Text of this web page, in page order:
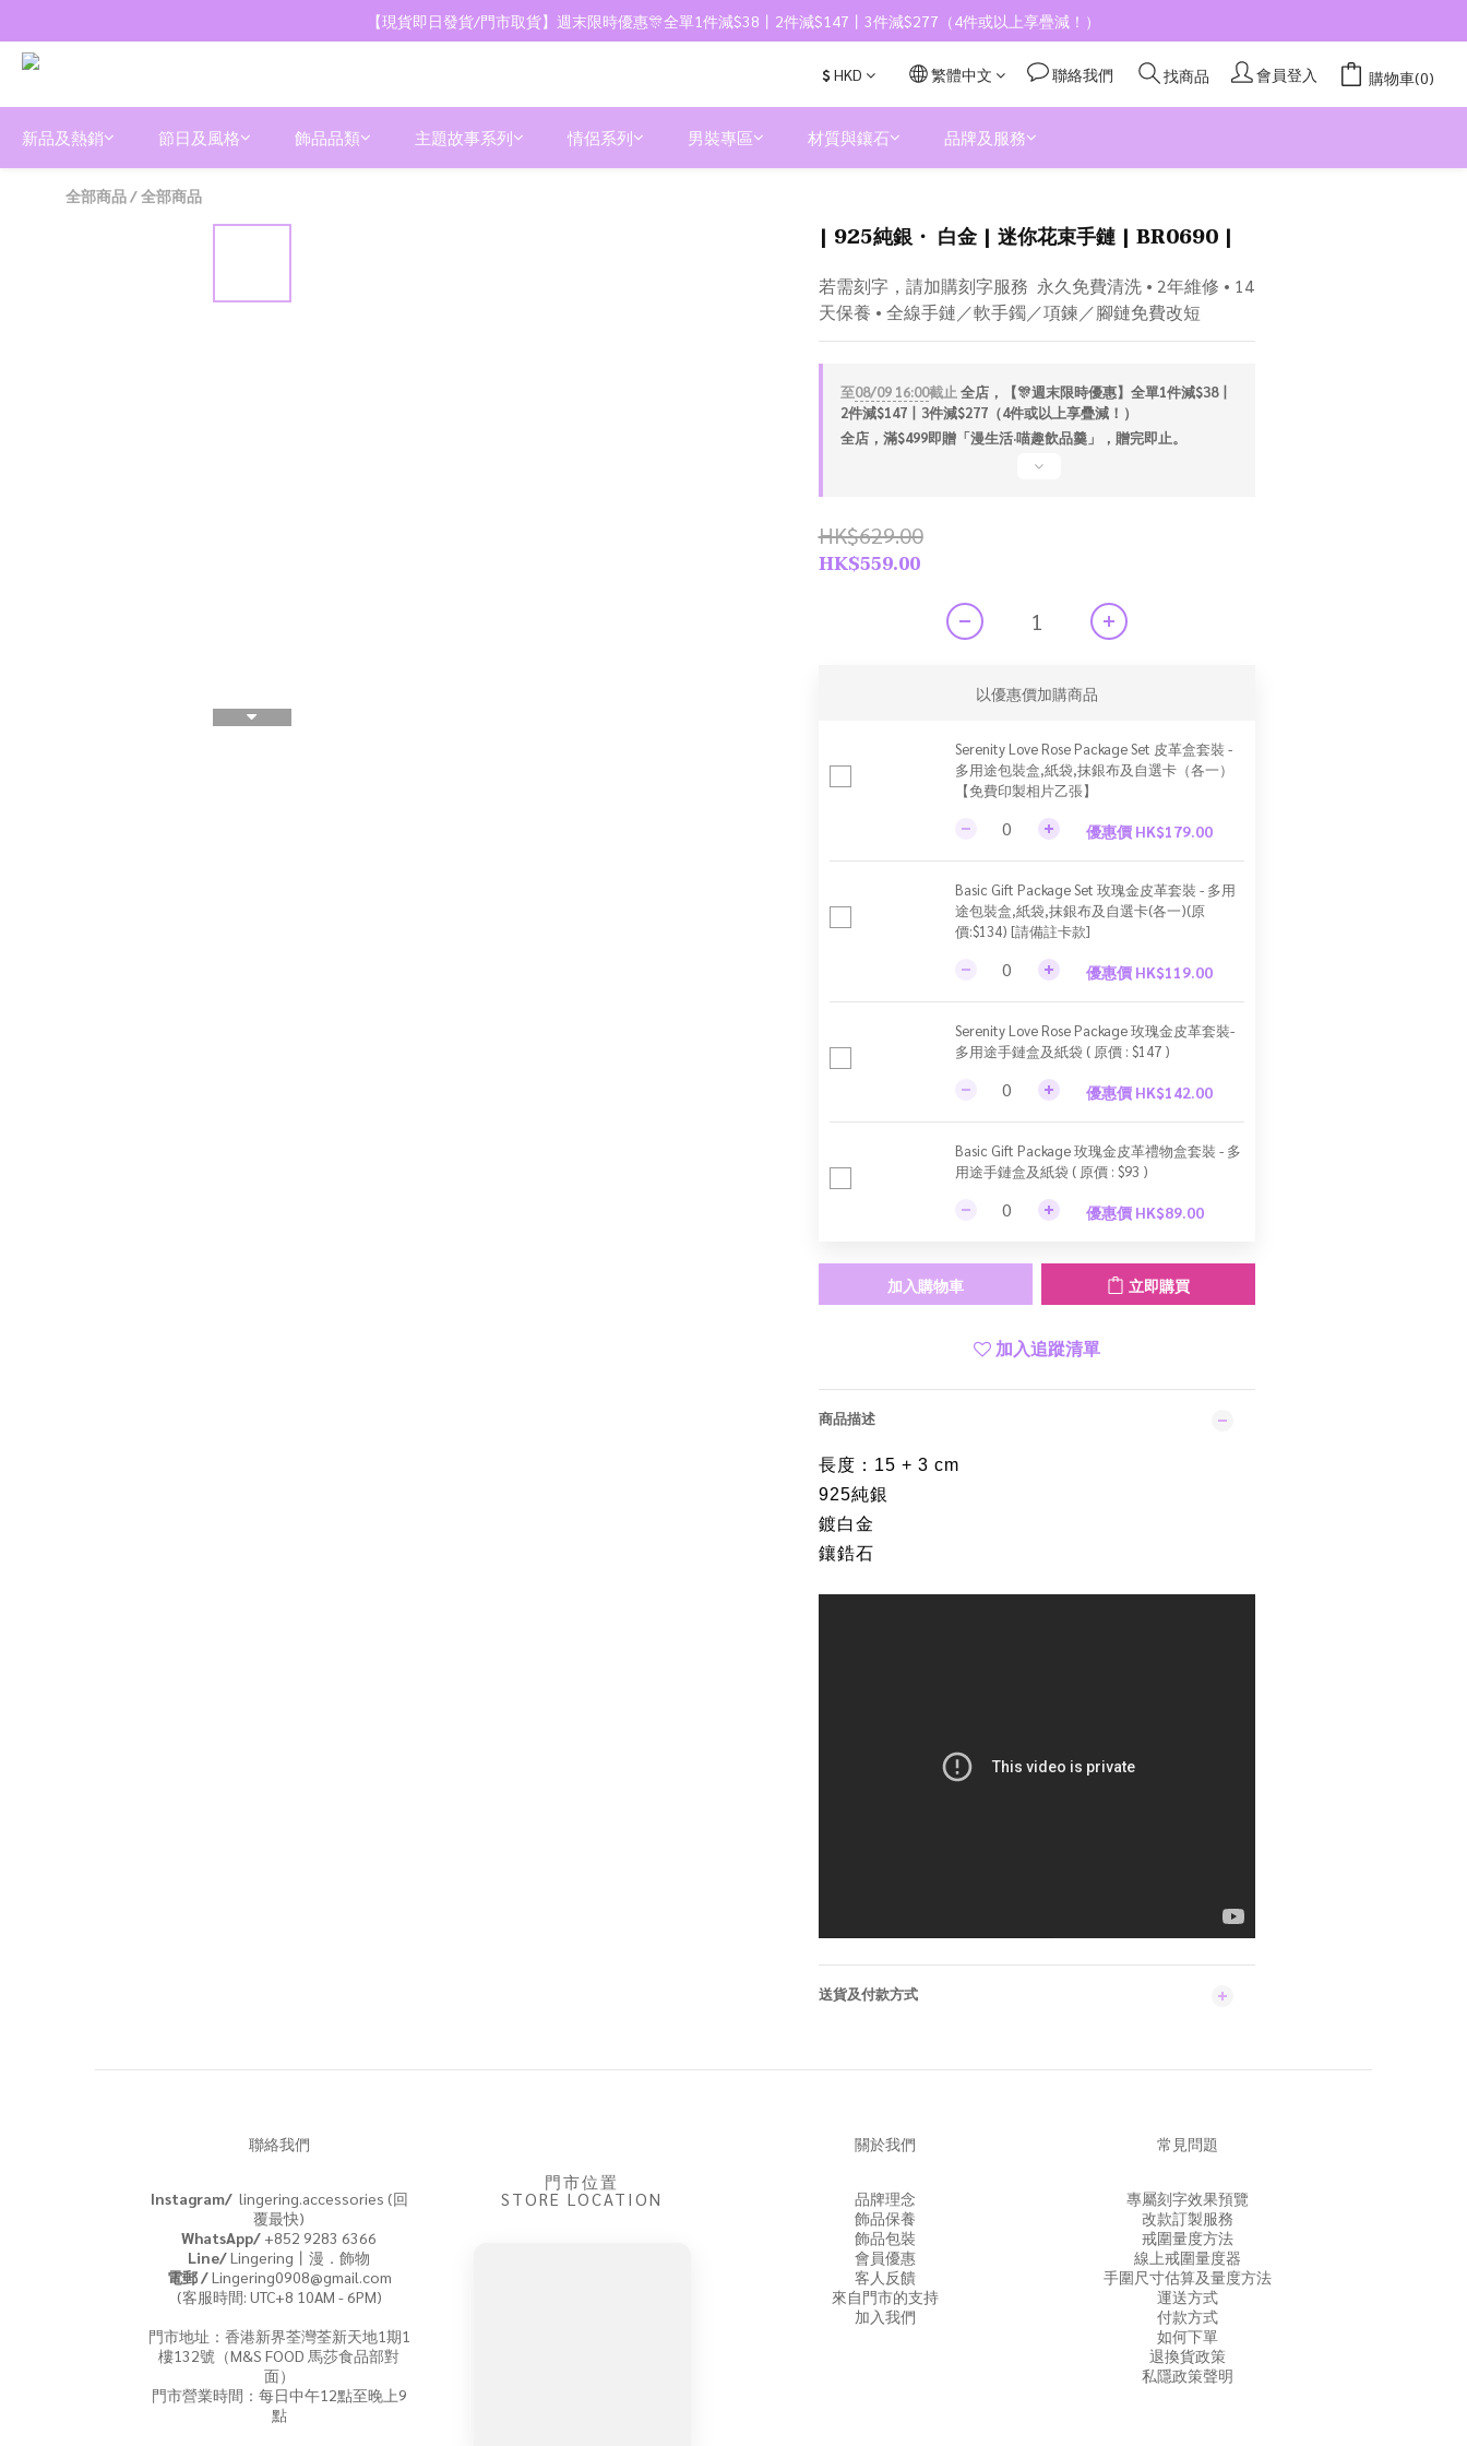
【現貨即日發貨/門市取貨】週末限時優惠🎊全單1件減$38丨2件減$147丨3件減$277（4件或以上享疊減！）
$HKD 繁體中文 聯絡我們 找商品 會員登入 購物車(0)
新品及熱銷 節日及風格 飾品品類 主題故事系列 情侶系列 男裝專區 材質與鑲石 品牌及服務
全部商品/全部商品
| 925純銀・ 白金 | 迷你花束手鏈 | BR0690 |
若需刻字，請加購刻字服務  永久免費清洗 • 2年維修 • 14
天保養 • 全線手鏈／軟手鐲／項鍊／腳鏈免費改短
至08/09 16:00截止 全店，【🎊週末限時優惠】全單1件減$38丨
2件減$147丨3件減$277（4件或以上享疊減！）
全店，滿$499即贈「漫生活·喵趣飲品羹」，贈完即止。
HK$629.00
HK$559.00
以優惠價加購商品
Serenity Love Rose Package Set 皮革盒套裝 -
多用途包裝盒,紙袋,抹銀布及自選卡（各一）
【免費印製相片乙張】
優惠價 HK$179.00
Basic Gift Package Set 玫瑰金皮革套裝 - 多用
途包裝盒,紙袋,抹銀布及自選卡(各一)(原
價:$134) [請備註卡款]
優惠價 HK$119.00
Serenity Love Rose Package 玫瑰金皮革套裝-
多用途手鏈盒及紙袋 ( 原價 : $147 )
優惠價 HK$142.00
Basic Gift Package 玫瑰金皮革禮物盒套裝 - 多
用途手鏈盒及紙袋 ( 原價 : $93 )
優惠價 HK$89.00
加入購物車 立即購買
加入追蹤清單
商品描述
長度：15 + 3 cm
925純銀
鍍白金
鑲鋯石
送貨及付款方式
聯絡我們
Instagram/ lingering.accessories (回
覆最快)
WhatsApp/ +852 9283 6366
Line/Lingering丨漫．飾物
電郵 /Lingering0908@gmail.com
(客服時間: UTC+8 10AM - 6PM)
門市地址：香港新界荃灣荃新天地1期1
樓132號（M&S FOOD 馬莎食品部對
面）
門市營業時間：每日中午12點至晚上9
點
門市位置
STORE LOCATION
關於我們
品牌理念
飾品保養
飾品包裝
會員優惠
客人反饋
來自門市的支持
加入我們
常見問題
專屬刻字效果預覽
改款訂製服務
戒圍量度方法
線上戒圍量度器
手圍尺寸估算及量度方法
運送方式
付款方式
如何下單
退換貨政策
私隱政策聲明